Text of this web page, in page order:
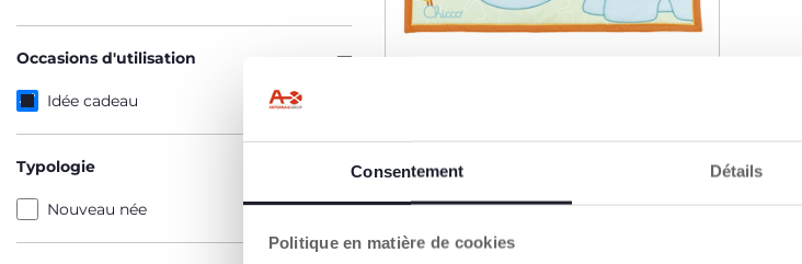
Consentement Détails
Politique en matière de cookies
Occasions d'utilisation
Idée cadeau
Typologie
Nouveau née 34,99 €